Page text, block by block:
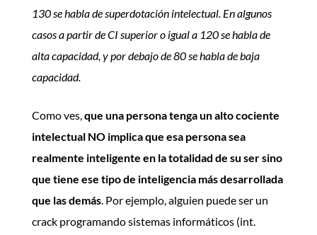
130 se habla de superdotación intelectual. En algunos
casos a partir de CI superior o igual a 120 se habla de
alta capacidad, y por debajo de 80 se habla de baja
capacidad.
Como ves,que una persona tenga un alto cociente
intelectual NO implica que esa persona sea
realmente inteligente en la totalidad de su ser sino
que tiene ese tipo de inteligencia más desarrollada
que las demás. Por ejemplo, alguien puede ser un
crack programando sistemas informáticos (int.